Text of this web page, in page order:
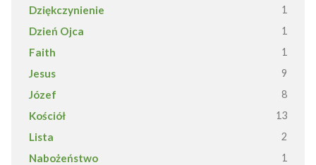
Dziękczynienie 1
Dzień Ojca 1
Faith 1
Jesus 9
Józef 8
Kościół 13
Lista 2
Nabożeństwo 1